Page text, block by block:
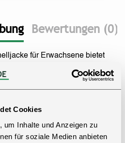
Cookies
um Inhalte und Anzeigen zu
für soziale Medien anbieten
Bewertungen (0)
für Erwachsene bietet
leuchtende Farbe und die
für eine hervorragende
Polyester mit einem
Dank der wasserabweisenden